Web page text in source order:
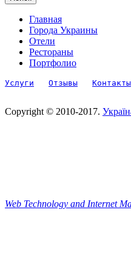
Главная
Города Украины
Отели
Рестораны
Портфолио
Услуги Отзывы Контакты
Copyright © 2010-2017.
Web Technology and Internet